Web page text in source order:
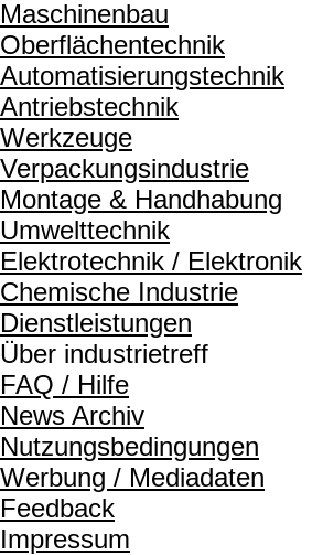
Maschinenbau
Oberflächentechnik
Automatisierungstechnik
Antriebstechnik
Werkzeuge
Verpackungsindustrie
Montage & Handhabung
Umwelttechnik
Elektrotechnik / Elektronik
Chemische Industrie
Dienstleistungen
Über industrietreff
FAQ / Hilfe
News Archiv
Nutzungsbedingungen
Werbung / Mediadaten
Feedback
Impressum